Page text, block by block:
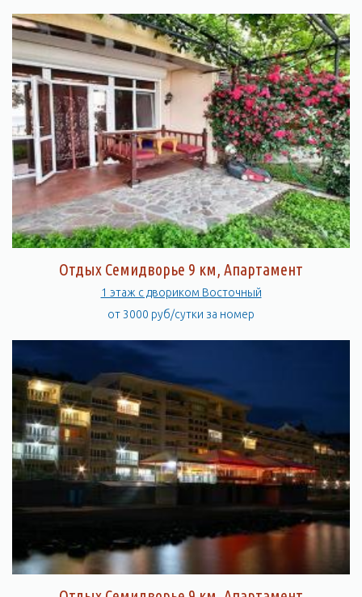
Отдых Семидворье 9 км, Апартамент
1 этаж с двориком Восточный
от 3000 руб/сутки за номер